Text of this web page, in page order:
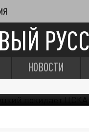
НОВОСТИ